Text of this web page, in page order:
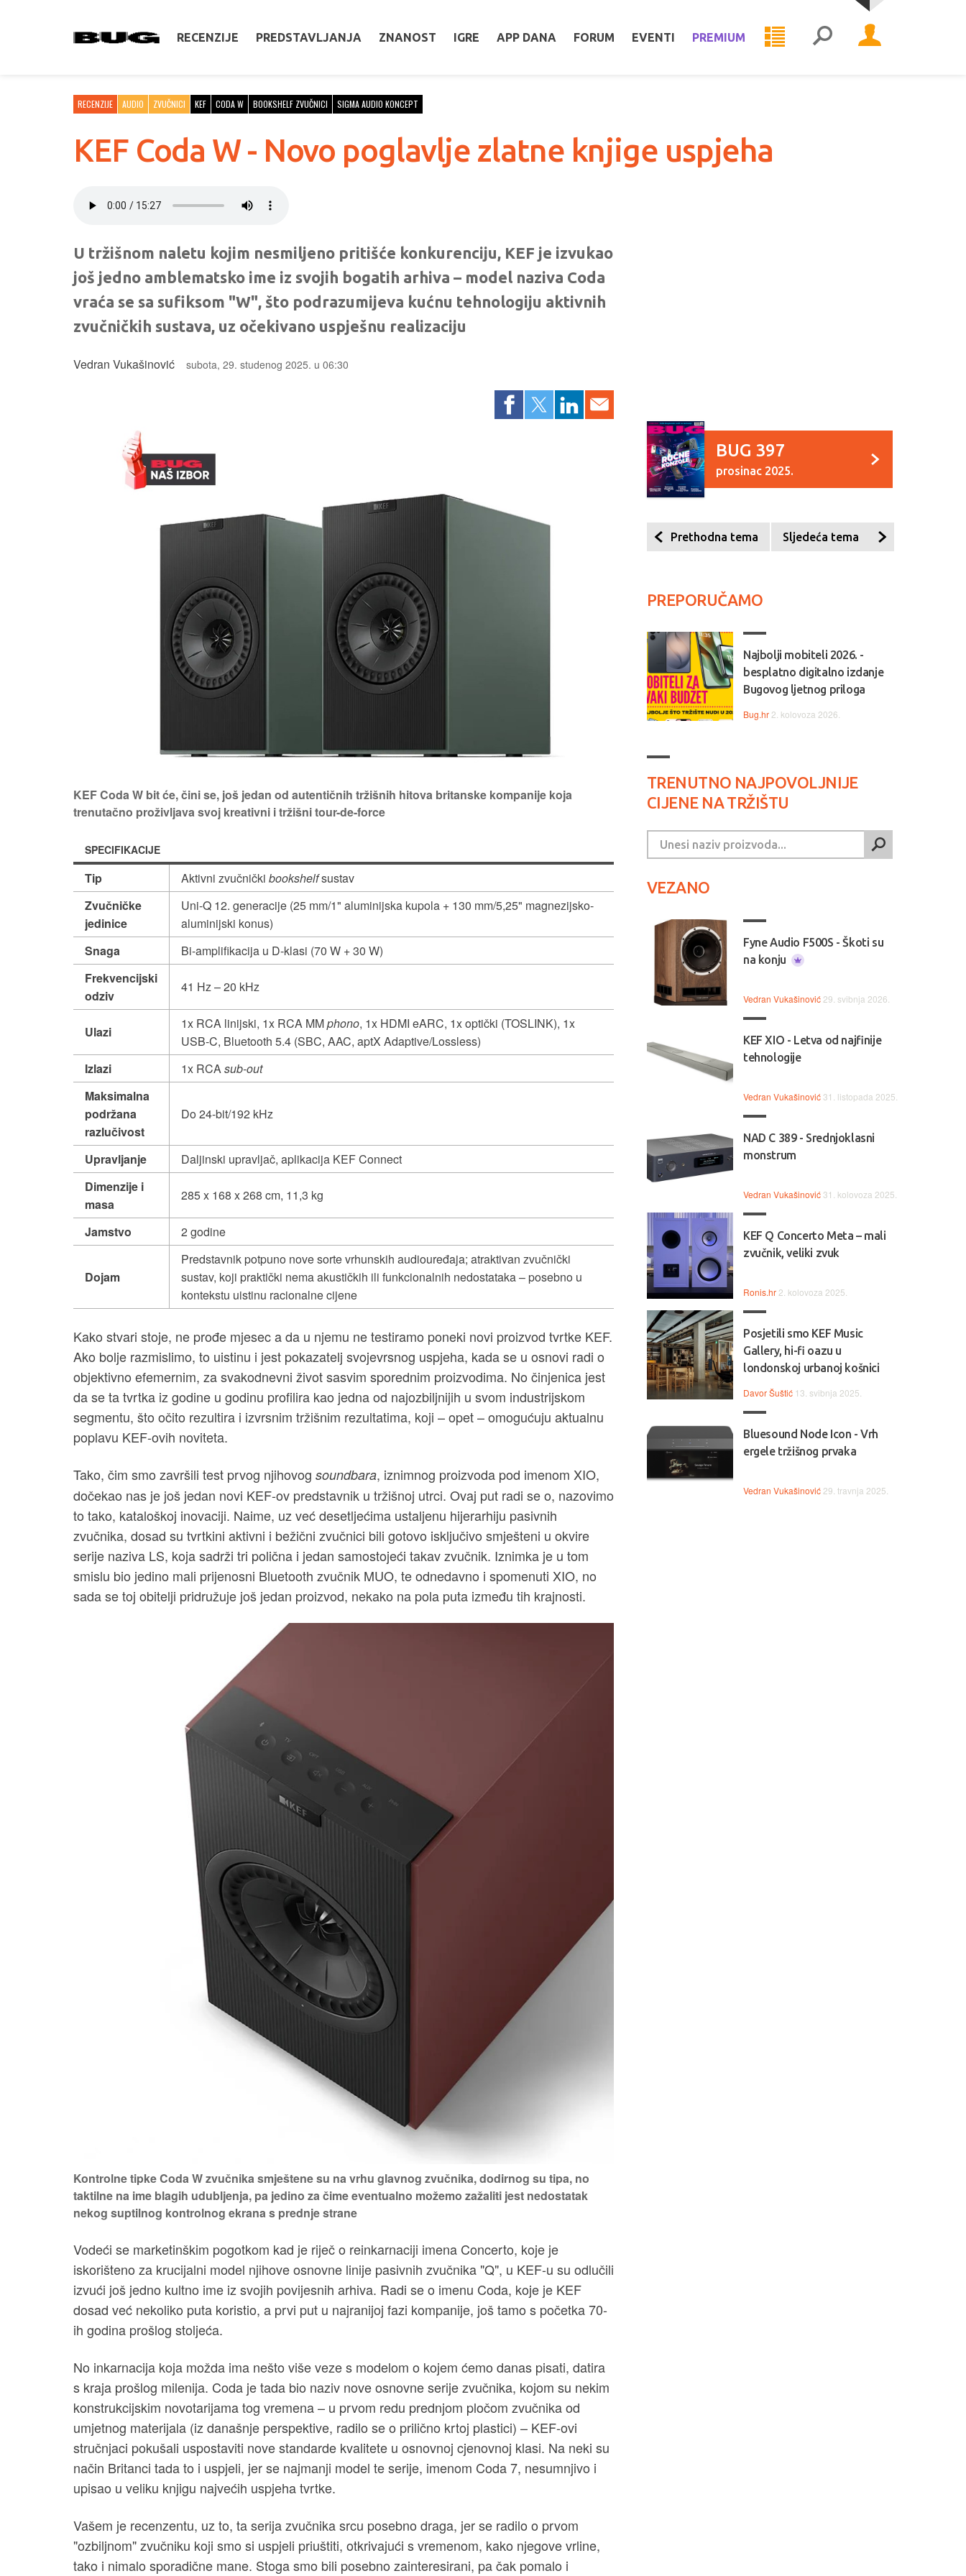
RECENZIJE PREDSTAVLJANJA ZNANOST IGRE APP DANA FORUM EVENTI PREMIUM
RECENZIJE AUDIO ZVUČNICI KEF CODA W BOOKSHELF ZVUČNICI SIGMA AUDIO KONCEPT
KEF Coda W - Novo poglavlje zlatne knjige uspjeha
U tržišnom naletu kojim nesmiljeno pritišće konkurenciju, KEF je izvukao
još jedno amblematsko ime iz svojih bogatih arhiva – model naziva Coda
vraća se sa sufiksom "W", što podrazumijeva kućnu tehnologiju aktivnih
zvučničkih sustava, uz očekivano uspješnu realizaciju
Vedran Vukašinović subota, 29. studenog 2025. u 06:30
KEF Coda W bit će, čini se, još jedan od autentičnih tržišnih hitova britanske kompanije koja
trenutačno proživljava svoj kreativni i tržišni tour-de-force
SPECIFIKACIJE
Tip Aktivni zvučnički bookshelfsustav
Zvučničke
jedinice
Uni-Q 12. generacije (25 mm/1" aluminijska kupola + 130 mm/5,25" magnezijsko-
aluminijski konus)
Snaga
Bi-amplifikacija u D-klasi (70 W + 30 W)
Frekvencijski
odziv
41 Hz – 20 kHz
Ulazi
1x RCA linijski, 1x RCA MMphono, 1x HDMI eARC, 1x optički (TOSLINK), 1x
USB-C, Bluetooth 5.4 (SBC, AAC, aptX Adaptive/Lossless)
Izlazi
1x RCAsub-out
Maksimalna
podržana
razlučivost
Do 24-bit/192 kHz
Upravljanje
Daljinski upravljač, aplikacija KEF Connect
Dimenzije i
masa
285 x 168 x 268 cm, 11,3 kg
Jamstvo 2 godine
Dojam
Predstavnik potpuno nove sorte vrhunskih audiouređaja; atraktivan zvučnički
sustav, koji praktički nema akustičkih ili funkcionalnih nedostataka – posebno u
kontekstu uistinu racionalne cijene
Kako stvari stoje, ne prođe mjesec a da u njemu ne testiramo poneki novi proizvod tvrtke KEF.
Ako bolje razmislimo, to uistinu i jest pokazatelj svojevrsnog uspjeha, kada se u osnovi radi o
objektivno efemernim, za svakodnevni život sasvim sporednim proizvodima. No činjenica jest
da se ta tvrtka iz godine u godinu profilira kao jedna od najozbiljnijih u svom industrijskom
segmentu, što očito rezultira i izvrsnim tržišnim rezultatima, koji – opet – omogućuju aktualnu
poplavu KEF-ovih noviteta.
Tako, čim smo završili test prvog njihovog soundbara, iznimnog proizvoda pod imenom XIO,
dočekao nas je još jedan novi KEF-ov predstavnik u tržišnoj utrci. Ovaj put radi se o, nazovimo
to tako, kataloškoj inovaciji. Naime, uz već desetljećima ustaljenu hijerarhiju pasivnih
zvučnika, dosad su tvrtkini aktivni i bežični zvučnici bili gotovo isključivo smješteni u okvire
serije naziva LS, koja sadrži tri polična i jedan samostojeći takav zvučnik. Iznimka je u tom
smislu bio jedino mali prijenosni Bluetooth zvučnik MUO, te odnedavno i spomenuti XIO, no
sada se toj obitelji pridružuje još jedan proizvod, nekako na pola puta između tih krajnosti.
Kontrolne tipke Coda W zvučnika smještene su na vrhu glavnog zvučnika, dodirnog su tipa, no
taktilne na ime blagih udubljenja, pa jedino za čime eventualno možemo zažaliti jest nedostatak
nekog suptilnog kontrolnog ekrana s prednje strane
Vodeći se marketinškim pogotkom kad je riječ o reinkarnaciji imena Concerto, koje je
iskorišteno za krucijalni model njihove osnovne linije pasivnih zvučnika "Q", u KEF-u su odlučili
izvući još jedno kultno ime iz svojih povijesnih arhiva. Radi se o imenu Coda, koje je KEF
dosad već nekoliko puta koristio, a prvi put u najranijoj fazi kompanije, još tamo s početka 70-
ih godina prošlog stoljeća.
No inkarnacija koja možda ima nešto više veze s modelom o kojem ćemo danas pisati, datira
s kraja prošlog milenija. Coda je tada bio naziv nove osnovne serije zvučnika, kojom su nekim
konstrukcijskim novotarijama tog vremena – u prvom redu prednjom pločom zvučnika od
umjetnog materijala (iz današnje perspektive, radilo se o prilično krtoj plastici) – KEF-ovi
stručnjaci pokušali uspostaviti nove standarde kvalitete u osnovnoj cjenovnoj klasi. Na neki su
način Britanci tada to i uspjeli, jer se najmanji model te serije, imenom Coda 7, nesumnjivo i
upisao u veliku knjigu najvećih uspjeha tvrtke.
Vašem je recenzentu, uz to, ta serija zvučnika srcu posebno draga, jer se radilo o prvom
"ozbiljnom" zvučniku koji smo si uspjeli priuštiti, otkrivajući s vremenom, kako njegove vrline,
tako i nimalo sporadične mane. Stoga smo bili posebno zainteresirani, pa čak pomalo i
BUG 397
prosinac 2025.
Prethodna tema Sljedeća tema
PREPORUČAMO
Najbolji mobiteli 2026. -
besplatno digitalno izdanje
Bugovog ljetnog priloga
Bug.hr 2. kolovoza 2026.
TRENUTNO NAJPOVOLJNIJE
CIJENE NA TRŽIŠTU
VEZANO
Fyne Audio F500S - Škoti su
na konju
Vedran Vukašinović 29. svibnja 2026.
KEF XIO - Letva od najfinije
tehnologije
Vedran Vukašinović 31. listopada 2025.
NAD C 389 - Srednjoklasni
monstrum
Vedran Vukašinović 31. kolovoza 2025.
KEF Q Concerto Meta – mali
zvučnik, veliki zvuk
Ronis.hr 2. kolovoza 2025.
Posjetili smo KEF Music
Gallery, hi-fi oazu u
londonskoj urbanoj košnici
Davor Šuštić 13. svibnja 2025.
Bluesound Node Icon - Vrh
ergele tržišnog prvaka
Vedran Vukašinović 29. travnja 2025.